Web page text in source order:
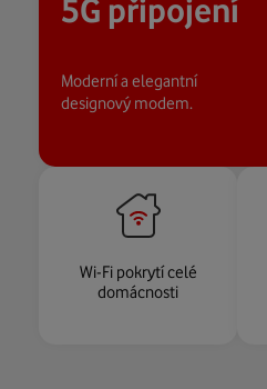
5G připojení
Moderní a elegantní
designový modem.
Wi-Fi pokrytí celé
domácnosti